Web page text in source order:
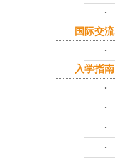
･
国际交流
･
入学指南
･
･
･
･